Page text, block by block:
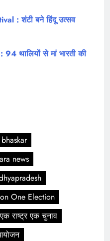
: शंटी बने हिंदू उत्सव
थालियों से मां भारती की
bhaskar
news
One Election
एक राष्ट्र एक चुनाव